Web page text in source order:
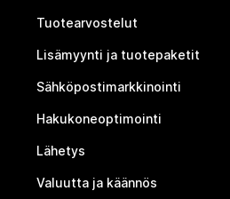
Tuotearvostelut
Lisämyynti ja tuotepaketit
Sähköpostimarkkinointi
Hakukoneoptimointi
Lähetys
Valuutta ja käännös